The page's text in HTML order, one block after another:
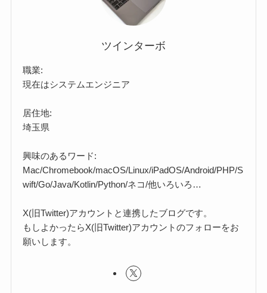
ツインターボ
職業:
現在はシステムエンジニア
居住地:
埼玉県
興味のあるワード:
Mac/Chromebook/macOS/Linux/iPadOS/Android/PHP/S
wift/Go/Java/Kotlin/Python/ネコ/他いろいろ…
X(旧Twitter)アカウントと連携したブログです。
もしよかったらX(旧Twitter)アカウントのフォローをお
願いします。